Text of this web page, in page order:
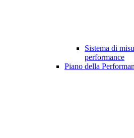
Sistema di
performance
Piano della